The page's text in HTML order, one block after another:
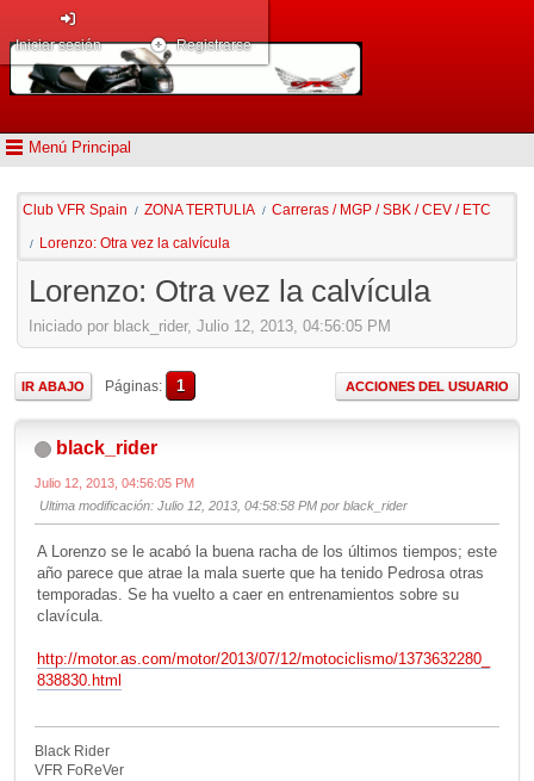
Menú Principal
Iniciar sesión Registrarse
Club VFR Spain / ZONA TERTULIA / Carreras / MGP / SBK / CEV / ETC
/ Lorenzo: Otra vez la calvícula
Lorenzo: Otra vez la calvícula
Iniciado por black_rider, Julio 12, 2013, 04:56:05 PM
IR ABAJO Páginas 1 ACCIONES DEL USUARIO
black_rider
Julio 12, 2013, 04:56:05 PM
Ultima modificación: Julio 12, 2013, 04:58:58 PM por black_rider
A Lorenzo se le acabó la buena racha de los últimos tiempos; este
año parece que atrae la mala suerte que ha tenido Pedrosa otras
temporadas. Se ha vuelto a caer en entrenamientos sobre su
clavícula.
http://motor.as.com/motor/2013/07/12/motociclismo/1373632280_
838830.html
Black Rider
VFR FoReVer